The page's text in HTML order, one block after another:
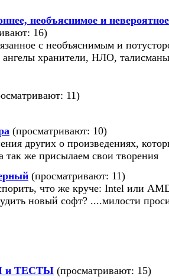
необъяснимое и невероятное
16)
с необъяснимым и
хранители, НЛО,
11)
(просматривают: 10)
других о произведениях,
так же присылаем свои творения
(просматривают: 11)
что же круче: Intel или
новый софт? ....милости
и ТЕСТЫ (просматривают: 15)